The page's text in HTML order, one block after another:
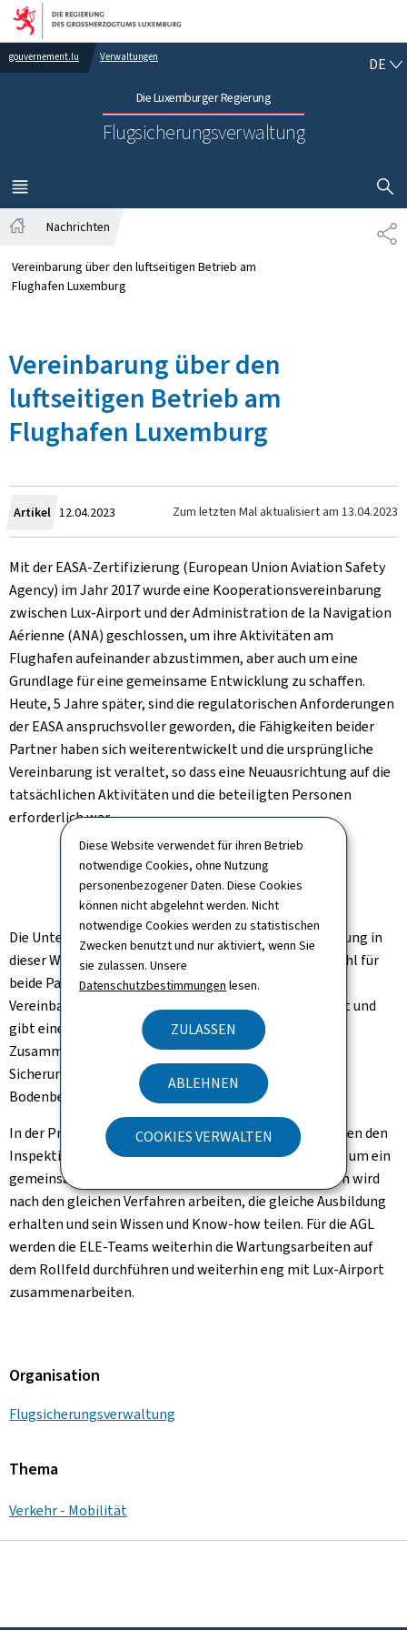
Diese Website verwendet für ihren Betrieb
notwendige Cookies, ohne Nutzung
personenbezogener Daten. Diese Cookies
können nicht abgelehnt werden. Nicht
notwendige Cookies werden zu statistischen
Zwecken benutzt und nur aktiviert, wenn Sie
sie zulassen. Unsere
Datenschutzbestimmungen lesen.
ZULASSEN
ABLEHNEN
COOKIES VERWALTEN
Zur Hauptnavigation
Zum Inhalt
gouvernement.lu Verwaltungen
Die Luxemburger Regierung
Flugsicherungsverwaltung
DE
MENÜ
HAUPT-
Nachrichten
Vereinbarung über den luftseitigen Betrieb am
Flughafen Luxemburg
Vereinbarung über den
luftseitigen Betrieb am
Flughafen Luxemburg
Artikel Zum
12.04.2023 Zum letzten Mal aktualisiert am 13.04.2023
Mit der EASA-Zertifizierung (European Union Aviation Safety
Agency) im Jahr 2017 wurde eine Kooperationsvereinbarung
zwischen Lux-Airport und der Administration de la Navigation
Aérienne (ANA) geschlossen, um ihre Aktivitäten am
Flughafen aufeinander abzustimmen, aber auch um eine
Grundlage für eine gemeinsame Entwicklung zu schaffen.
Heute, 5 Jahre später, sind die regulatorischen Anforderungen
der EASA anspruchsvoller geworden, die Fähigkeiten beider
Partner haben sich weiterentwickelt und die ursprüngliche
Vereinbarung ist veraltet, so dass eine Neuausrichtung auf die
tatsächlichen Aktivitäten und die beteiligten Personen
erforderlich war.
© ANA
Die Unterzeichnung der neuen Kooperationsvereinbarung in
dieser Woche ist daher ein wichtiger Meilenstein sowohl für
beide Partner als auch für den Flughafen. Die neue
Vereinbarung bekräftigt das gemeinsame Engagement und
gibt einen gemeinsamen Fahrplan für die weitere
Zusammenarbeit vor, insbesondere im Hinblick auf die
Sicherung des Rollfeldes und die Instandhaltung der
Bodenbefeuerung des Flugplatzes.
In der Praxis wird eine engere Zusammenarbeit zwischen den
Inspektionsteams von ANA und lux-Airport aufgebaut, um ein
gemeinsames Inspektionsteam zu bilden. Dieses Team wird
nach den gleichen Verfahren arbeiten, die gleiche Ausbildung
erhalten und sein Wissen und Know-how teilen. Für die AGL
werden die ELE-Teams weiterhin die Wartungsarbeiten auf
dem Rollfeld durchführen und weiterhin eng mit Lux-Airport
zusammenarbeiten.
Organisation
Flugsicherungsverwaltung
Thema
Verkehr - Mobilität